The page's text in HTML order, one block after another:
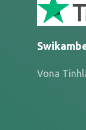
Vona